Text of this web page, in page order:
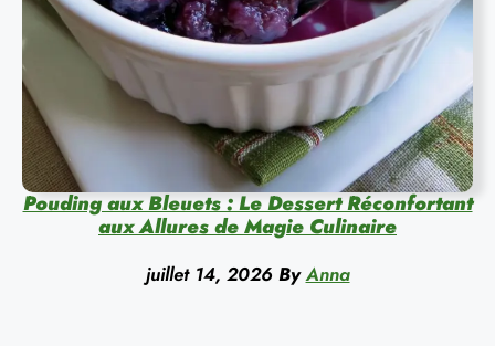
Pouding aux Bleuets : Le Dessert Réconfortant
aux Allures de Magie Culinaire
juillet 14, 2026 By Anna